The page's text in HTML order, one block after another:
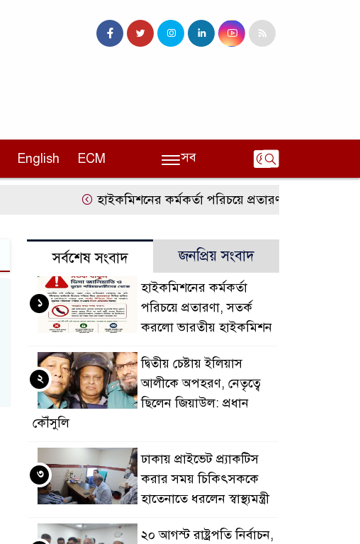
English ECM সব
হাইকমিশনের কর্মকর্তা পরিচয়ে প্রতারণা, সতর্ক করলো
সর্বশেষ সংবাদ জনপ্রিয় সংবাদ
হাইকমিশনের কর্মকর্তা
পরিচয়ে প্রতারণা, সতর্ক
করলো ভারতীয় হাইকমিশন
১
দ্বিতীয় চেষ্টায় ইলিয়াস
আলীকে অপহরণ, নেতৃত্বে
ছিলেন জিয়াউল: প্রধান
কৌঁসুলি
২
ঢাকায় প্রাইভেট প্র্যাকটিস
করার সময় চিকিৎসককে
হাতেনাতে ধরলেন স্বাস্থ্যমন্ত্রী
৩
২০ আগস্ট রাষ্ট্রপতি নির্বাচন,